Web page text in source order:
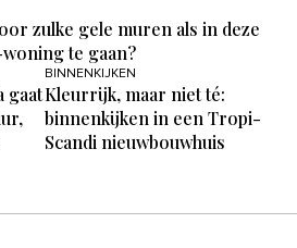
zulke gele muren als in deze
te gaan?
gaat
BINNENKIJKEN
Kleurrijk, maar niet té:
binnenkijken in een Tropi-
Scandi nieuwbouwhuis